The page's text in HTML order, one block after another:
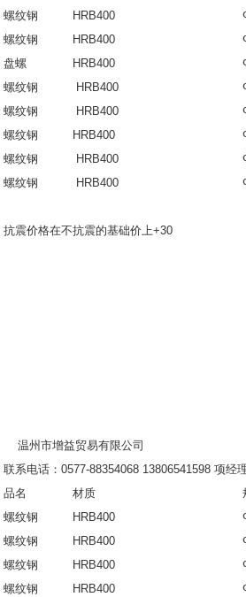
螺纹钢
HRB400
螺纹钢
HRB400
盘螺
HRB400
螺纹钢
HRB400
螺纹钢
HRB400
螺纹钢
HRB400
螺纹钢
HRB400
螺纹钢
HRB400
抗震价格在不抗震的基础价上+30
温州市增益贸易有限公司
联系电话：0577-88354068 13806541598 项
品名
材质
螺纹钢
HRB400
螺纹钢
HRB400
螺纹钢
HRB400
螺纹钢
HRB400